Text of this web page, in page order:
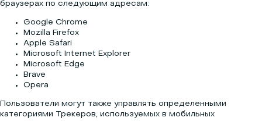
браузерах по следующим адресам:
Google Chrome
Mozilla Firefox
Apple Safari
Microsoft Internet Explorer
Microsoft Edge
Brave
Opera
Пользователи могут также управлять определенными
категориями Трекеров, используемых в мобильных